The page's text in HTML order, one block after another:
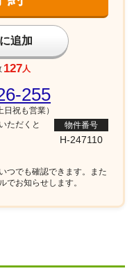
追加
127人
つでも確認できます。また
でお知らせします。
255
祝も営業）
ただくと
物件番号
H-247110